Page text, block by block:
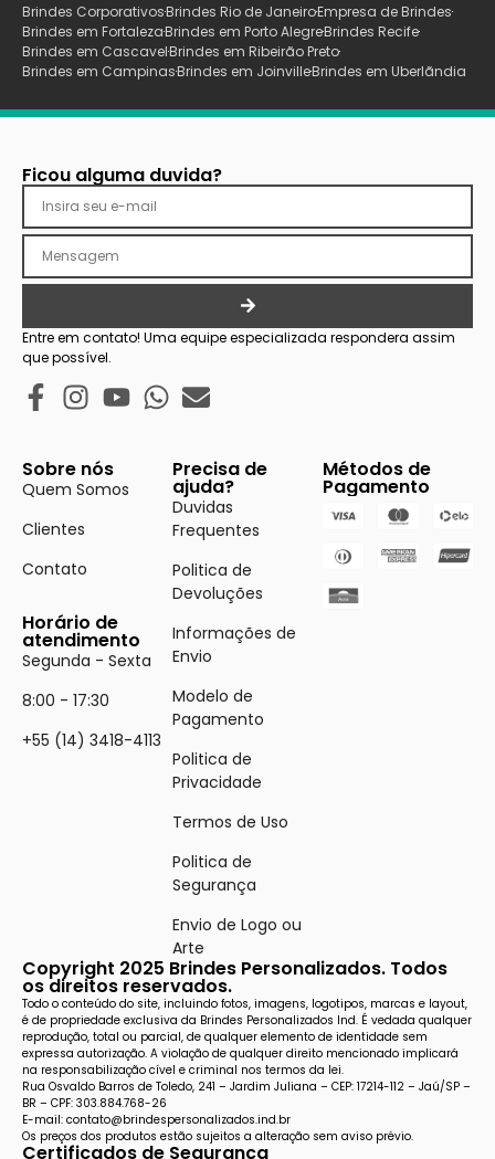
Brindes CorporativosBrindes Rio de JaneiroEmpresa de Brindes
Brindes em FortalezaBrindes em Porto AlegreBrindes Recife
Brindes em CascavelBrindes em Ribeirão Preto
Brindes em CampinasBrindes em JoinvilleBrindes em Uberlãndia
Ficou alguma duvida?
Entre em contato! Uma equipe especializada respondera assim
que possível.
Sobre nós
Quem Somos
Clientes
Contato
Horário de
atendimento
Segunda - Sexta
8:00 - 17:30
+55 (14) 3418-4113
Precisa de
ajuda?
Duvidas
Frequentes
Politica de
Devoluções
Informações de
Envio
Modelo de
Pagamento
Politica de
Privacidade
Termos de Uso
Politica de
Segurança
Envio de Logo ou
Arte
Métodos de
Pagamento
Copyright 2025 Brindes Personalizados. Todos
os direitos reservados.
Todo o conteúdo do site, incluindo fotos, imagens, logotipos, marcas e layout,
é de propriedade exclusiva da Brindes Personalizados Ind. É vedada qualquer
reprodução, total ou parcial, de qualquer elemento de identidade sem
expressa autorização. A violação de qualquer direito mencionado implicará
na responsabilização cível e criminal nos termos da lei.
Rua Osvaldo Barros de Toledo, 241 – Jardim Juliana – CEP: 17214-112 – Jaú/SP –
BR – CPF: 303.884.768-26
E-mail: contato@brindespersonalizados.ind.br
Os preços dos produtos estão sujeitos a alteração sem aviso prévio.
Certificados de Segurança